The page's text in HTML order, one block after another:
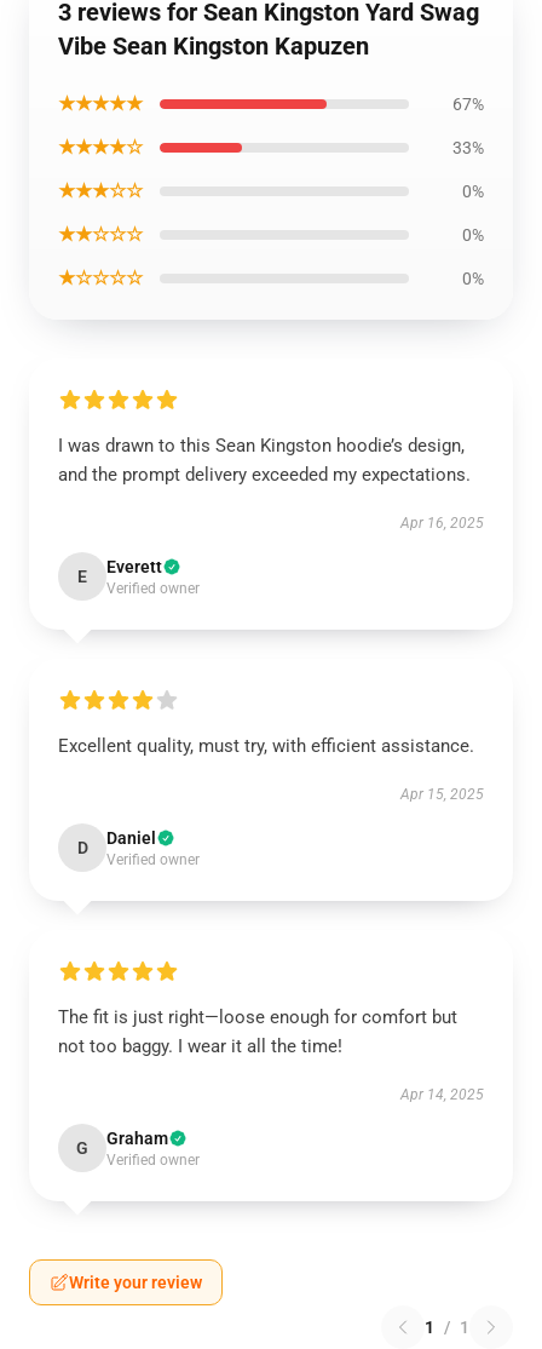
3 reviews for Sean Kingston Yard Swag
Vibe Sean Kingston Kapuzen
★★★★★ 67%
★★★★☆ 33%
★★★☆☆ 0%
★★☆☆☆ 0%
★☆☆☆☆ 0%
I was drawn to this Sean Kingston hoodie’s design,
and the prompt delivery exceeded my expectations.
Apr 16, 2025
E Everett
Verified owner
Excellent quality, must try, with efficient assistance.
Apr 15, 2025
D Daniel
Verified owner
The fit is just right—loose enough for comfort but
not too baggy. I wear it all the time!
Apr 14, 2025
G Graham
Verified owner
Write your review
1 / 1